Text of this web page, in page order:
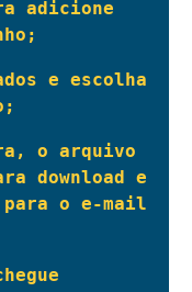
adicione
e escolha
o arquivo
download e
para o e-mail